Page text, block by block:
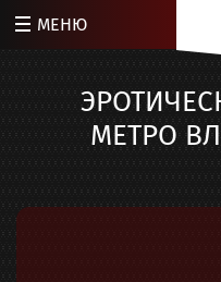
МЕНЮ
МЕТРО